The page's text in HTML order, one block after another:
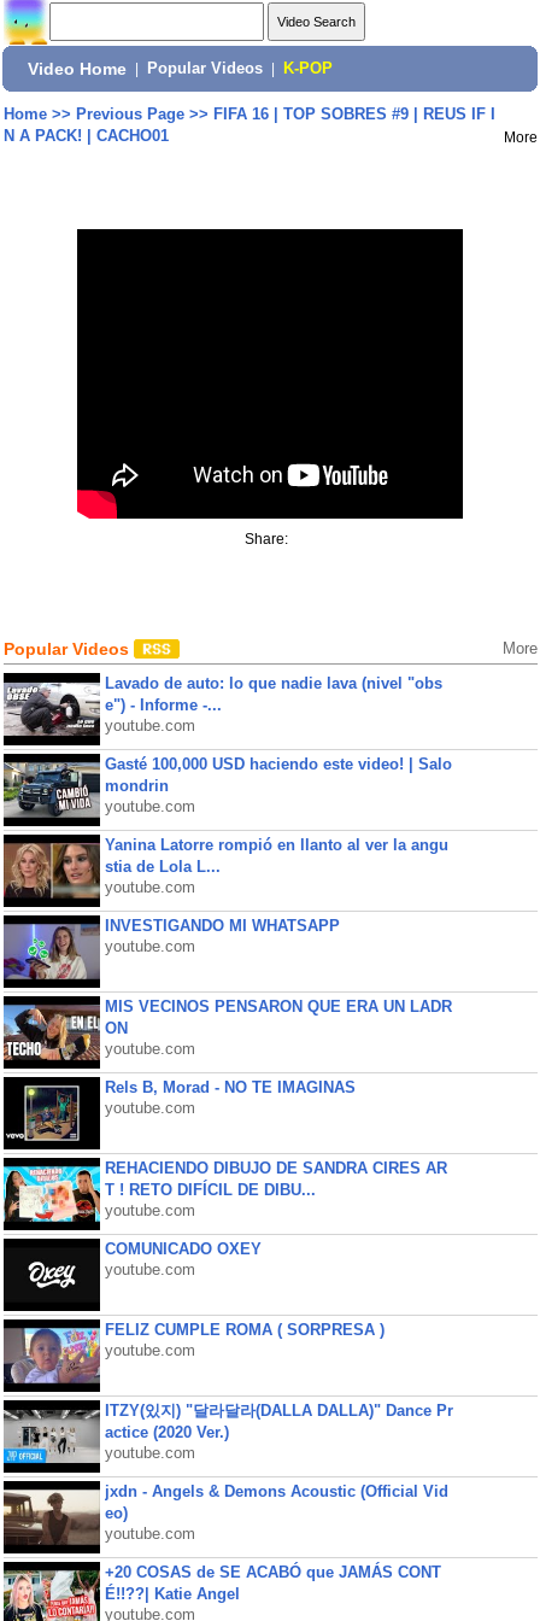
Video Home Popular Videos K-POP
Home>> Previous Page>> FIFA 16 | TOP SOBRES #9 | REUS IF I
N A PACK! | CACHO01
More
Share:
Popular Videos More
Lavado de auto: lo que nadie lava (nivel "obs
e") - Informe -...
youtube.com
Gasté 100,000 USD haciendo este video! | Salo
mondrin
youtube.com
Yanina Latorre rompió en llanto al ver la angu
stia de Lola L...
youtube.com
INVESTIGANDO MI WHATSAPP
youtube.com
MIS VECINOS PENSARON QUE ERA UN LADR
ON
youtube.com
Rels B, Morad - NO TE IMAGINAS
youtube.com
REHACIENDO DIBUJO DE SANDRA CIRES AR
T ! RETO DIFÍCIL DE DIBU...
youtube.com
COMUNICADO OXEY
youtube.com
FELIZ CUMPLE ROMA ( SORPRESA )
youtube.com
ITZY(있지) "달라달라(DALLA DALLA)" Dance Pr
actice (2020 Ver.)
youtube.com
jxdn - Angels & Demons Acoustic (Official Vid
eo)
youtube.com
+20 COSAS de SE ACABÓ que JAMÁS CONT
É!!??| Katie Angel
youtube.com